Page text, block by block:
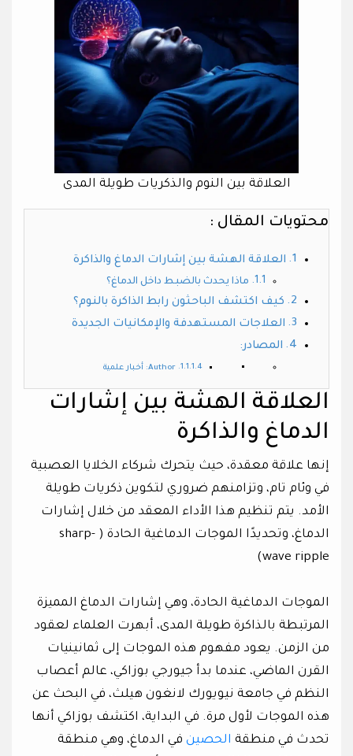
العلاقة بين النوم والذكريات طويلة المدى
محتويات المقال :
العلاقة الهشة بين إشارات الدماغ والذاكرة
ماذا يحدث بالضبط داخل الدماغ؟
كيف اكتشف الباحثون رابط الذاكرة بالنوم؟
العلاجات المستهدفة والإمكانيات الجديدة
المصادر:
Author: أخبار علمية
العلاقة الهشة بين إشارات
الدماغ والذاكرة
إنها علاقة معقدة، حيث يتحرك شركاء الخلايا العصبية
في وئام تام، وتزامنهم ضروري لتكوين ذكريات طويلة
الأمد. يتم تنظيم هذا الأداء المعقد من خلال إشارات
الدماغ، وتحديدًا الموجات الدماغية الحادة ( sharp-
wave ripple)
الموجات الدماغية الحادة، وهي إشارات الدماغ المميزة
المرتبطة بالذاكرة طويلة المدى، أبهرت العلماء لعقود
من الزمن. يعود مفهوم هذه الموجات إلى ثمانينيات
القرن الماضي، عندما بدأ جيورجي بوزاكي، عالم أعصاب
النظم في جامعة نيويورك لانغون هيلث، في البحث عن
هذه الموجات لأول مرة. في البداية، اكتشف بوزاكي أنها
تحدث في منطقة الحصين في الدماغ، وهي منطقة